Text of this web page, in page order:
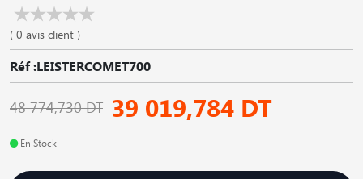
( 0 avis client )
Réf :LEISTERCOMET700
48 774,730 DT 39 019,784 DT
En Stock